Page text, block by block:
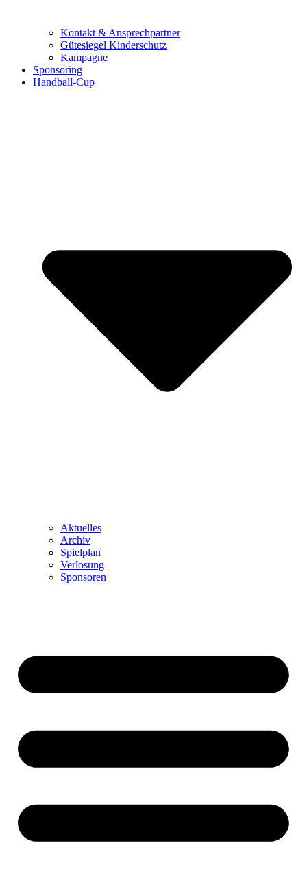
Kontakt & Ansprechpartner
Gütesiegel Kinderschutz
Kampagne
Sponsoring
Handball-Cup
Aktuelles
Archiv
Spielplan
Verlosung
Sponsoren